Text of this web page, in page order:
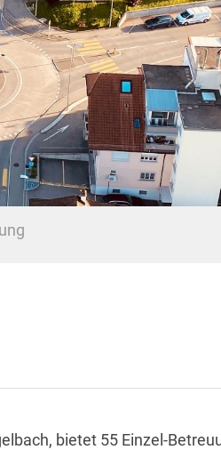
bietet 55 Einzel-